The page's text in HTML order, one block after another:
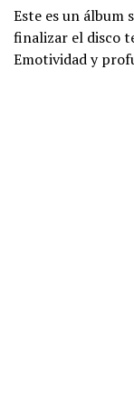
Este es un álbum
finalizar el disco
Emotividad y